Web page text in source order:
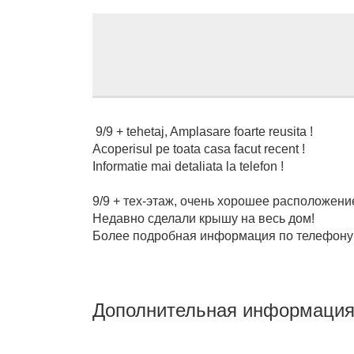
9/9 + tehetaj, Amplasare foarte reusita !
Acoperisul pe toata casa facut recent !
Informatie mai detaliata la telefon !
9/9 + тех-этаж, очень хорошее
Недавно сделали крышу на весь дом!
Более подробная информация по
Дополнительная информация